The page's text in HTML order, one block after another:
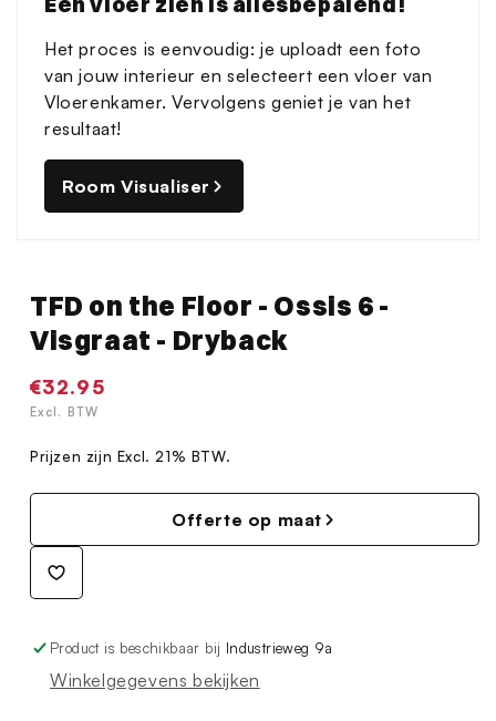
modaal
Het proces is eenvoudig: je uploadt een foto
van jouw interieur en selecteert een vloer van
Vloerenkamer. Vervolgens geniet je van het
resultaat!
Room Visualiser
TFD on the Floor - Ossis 6 -
Visgraat - Dryback
Normale
prijs
€32.95
Excl. BTW
Prijzen zijn Excl. 21% BTW.
Offerte op maat
Product is beschikbaar bij Industrieweg 9a
Winkelgegevens bekijken